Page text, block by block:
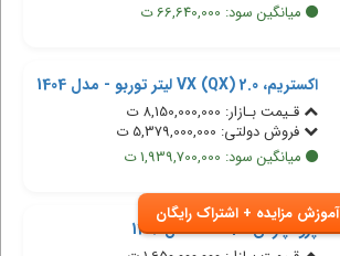
میانگین سود: 66,640,000 ت
اکستریم، VX (QX) 2.0 لیتر توربو - مدل 1404
قـیمت بـازار: 8,150,000,000 ت
فروش دولتی: 5,379,000,000 ت
میانگین سود: 1,939,700,000 ت
پژو، پارس XU7P - مدل 1402
آموزش مزایده + اشتراک رایگان